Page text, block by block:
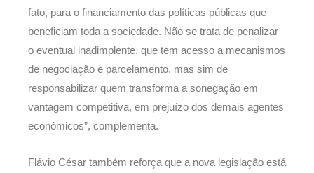
fato, para o financiamento das políticas públicas que
beneficiam toda a sociedade. Não se trata de penalizar
o eventual inadimplente, que tem acesso a mecanismos
de negociação e parcelamento, mas sim de
responsabilizar quem transforma a sonegação em
vantagem competitiva, em prejuízo dos demais agentes
econômicos”, complementa.
Flávio César também reforça que a nova legislação está